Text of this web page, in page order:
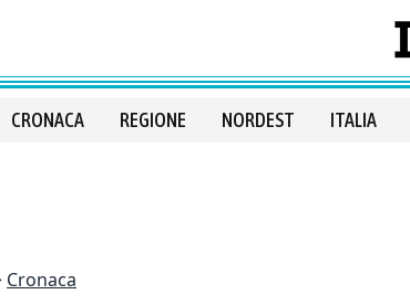
CRONACA REGIONE NORDEST ITALIA
Cronaca